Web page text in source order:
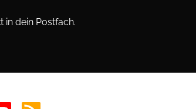
in dein Postfach.